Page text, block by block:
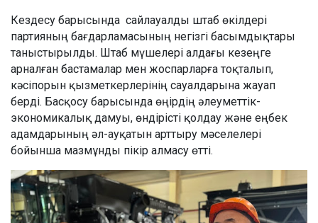
Кездесу барысында сайлауалды штаб өкілдері
партияның бағдарламасының негізгі басымдықтары
таныстырылды. Штаб мүшелері алдағы кезеңге
арналған бастамалар мен жоспарларға тоқталып,
кәсіпорын қызметкерлерінің сауалдарына жауап
берді. Басқосу барысында өңірдің әлеуметтік-
экономикалық дамуы, өндірісті қолдау және еңбек
адамдарының әл-ауқатын арттыру мәселелері
бойынша мазмұнды пікір алмасу өтті.